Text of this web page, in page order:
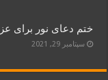
ختم دعای نور برای
سپتامبر 29, 2021